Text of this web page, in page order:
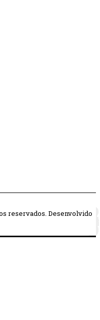
reservados. Desenvolvido